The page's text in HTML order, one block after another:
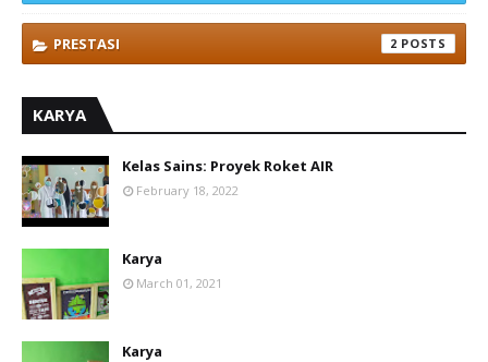
PRESTASI 2
KARYA
Kelas Sains: Proyek Roket AIR
February 18, 2022
Karya
March 01, 2021
Karya